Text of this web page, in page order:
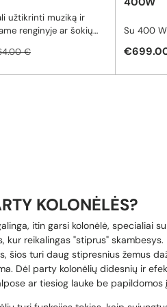
užtikrinti muziką ir
renginyje ar šokių
kaina
€
Su 400
kolonėlė
pasiimti
KOLONĖLĖS?
itin garsi kolonėlė, specialiai
kur reikalingas "stiprus"
šios turi daug stipresnius žemus
Dėl party kolonėlių didesnių ir
ar tiesiog lauke be papildomos